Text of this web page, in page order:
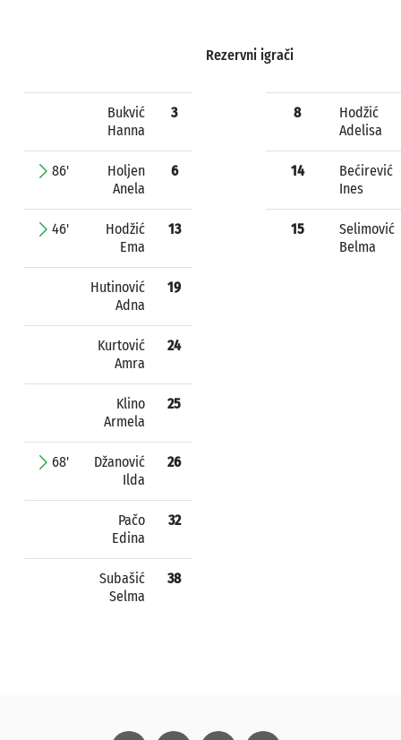
Rezervni igrači
Bukvić
Hanna
3
86'
Holjen
Anela
6
46'
Hodžić
Ema
13
Hutinović
Adna
19
Kurtović
Amra
24
Klino
Armela
25
68'
Džanović
Ilda
26
Pačo
Edina
32
Subašić
Selma
38
8
Hodžić
Adelisa
14
Bećirević
Ines
15
Selimović
Belma